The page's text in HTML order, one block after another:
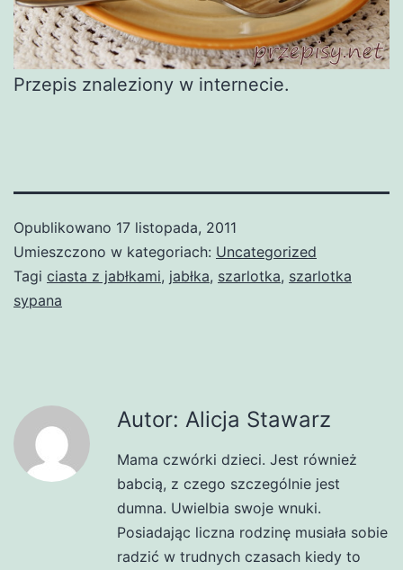
Przepis znaleziony w internecie.
Opublikowano 17 listopada, 2011
Umieszczono w kategoriach: Uncategorized
Tagi ciasta z jabłkami, jabłka, szarlotka, szarlotka
sypana
Autor: Alicja Stawarz
Mama czwórki dzieci. Jest również
babcią, z czego szczególnie jest
dumna. Uwielbia swoje wnuki.
Posiadając liczna rodzinę musiała sobie
radzić w trudnych czasach kiedy to